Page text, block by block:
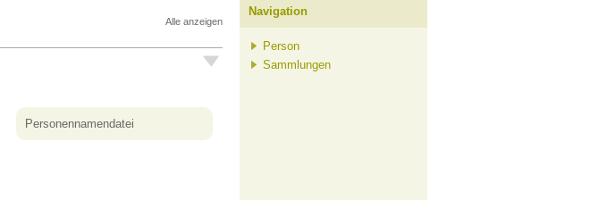
Alle anzeigen
Personennamendatei
Navigation
Person
Sammlungen